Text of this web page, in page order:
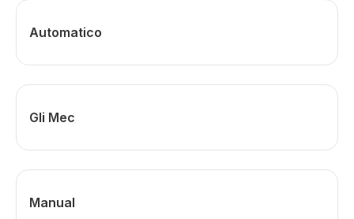
Automatico
Gli Mec
Manual